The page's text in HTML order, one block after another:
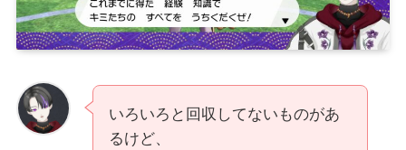
いろいろと回収してないものがあ
るけど、